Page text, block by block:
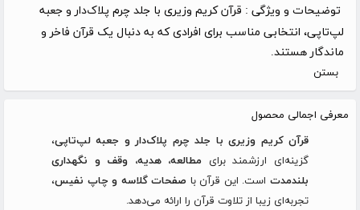
توضیحات و ویژگی : قرآن کریم وزیری با جلد چرم پلاک‌دار و جعبه
لپ‌تاپی، انتخابی مناسب برای افرادی که به دنبال یک قرآن فاخر و
ماندگار هستند.
بستن
معرفی اجمالی محصول
قرآن کریم وزیری با جلد چرم پلاک‌دار و جعبه لپ‌تاپی،
گزینه‌ای ارزشمند برای مطالعه، هدیه، وقف و نگهداری
بلندمدتاست. این قرآن با صفحات گلاسه و چاپ نفیس،
تجربه‌ای زیبا از تلاوت قرآن را ارائه می‌دهد.